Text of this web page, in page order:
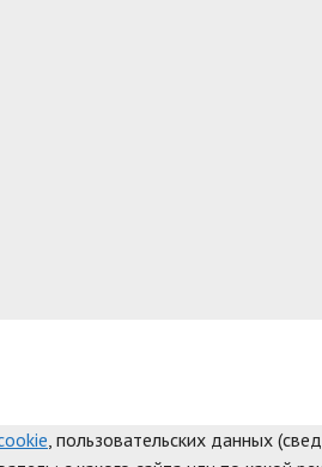
, пользовательских данных